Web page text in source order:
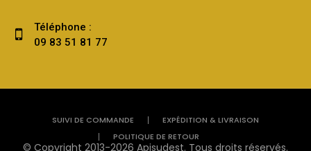
Téléphone :
09 83 51 81 77
SUIVI DE COMMANDE
EXPÉDITION & LIVRAISON
POLITIQUE DE RETOUR
© Copyright 2013-2026 Apisudest. Tous droits réservés.